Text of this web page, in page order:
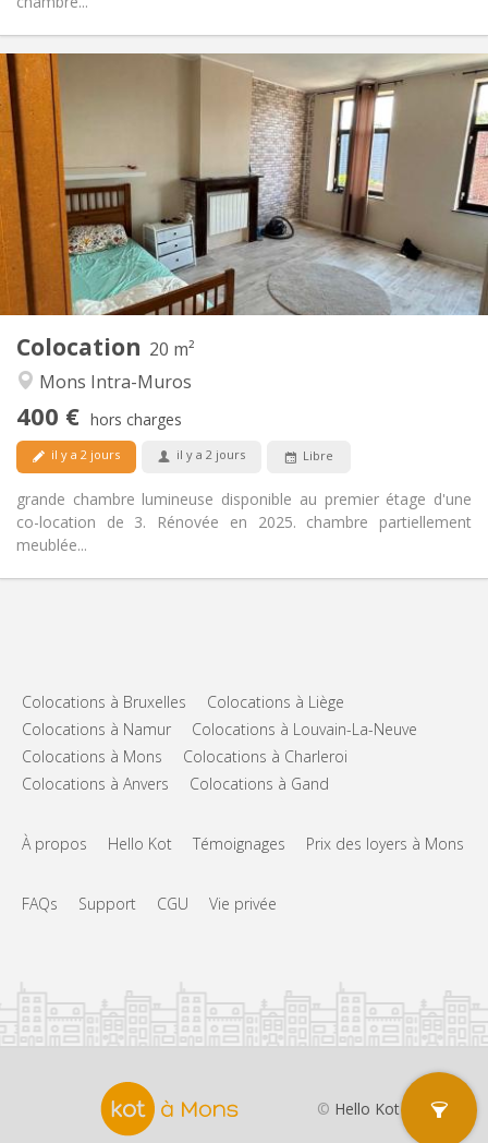
Colocation 20 m²
Mons Intra-Muros
400 € hors charges
il y a 2 jours il y a 2 jours Libre
grande chambre lumineuse disponible au premier étage d'une
co-location de 3. Rénovée en 2025. chambre partiellement
meublée...
Infos Pratiques
Loyer:
400 €
Charges:
50 €
Durée:
12 mois
Domiciliation:
Non
Aménagement
Salle de bain:
Commune
Cuisine:
Commune
Superficie:
20 m
Pièces privées:
1
Calme, chaleureuse, studieuse
Colocations à Bruxelles
Colocations à Liège
Colocations à Namur
Colocations à Louvain-La-Neuve
Colocations à Mons
Colocations à Charleroi
Colocations à Anvers
Colocations à Gand
À propos Hello Kot Témoignages Prix des loyers à Mons
FAQs Support CGU Vie privée
© Hello Kot